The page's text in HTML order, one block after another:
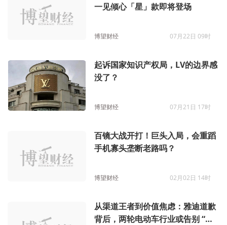
一见倾心「星」款即将登场
博望财经 07月22日 09时
起诉国家知识产权局，LV的边界感
没了？
博望财经 07月21日 17时
百镜大战开打！巨头入局，会重蹈
手机寡头垄断老路吗？
博望财经 02月02日 14时
从渠道王者到价值焦虑：雅迪道歉
背后，两轮电动车行业或告别 “以